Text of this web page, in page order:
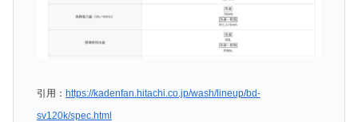
引用： https://kadenfan.hitachi.co.jp/wash/lineup/bd-
sv120k/spec.html